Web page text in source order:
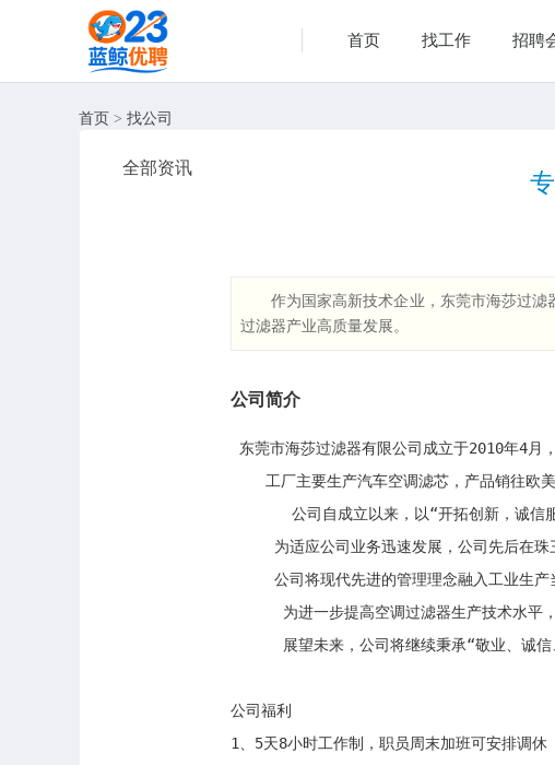
首页 找工作 招聘
首页 > 找公司
全部资讯
作为国家高新技术企业，东莞市海莎过
过滤器产业高质量发展。
公司简介
东莞市海莎过滤器有限公司成立于2010年4月
工厂主要生产汽车空调滤芯，产品销往欧
公司自成立以来，以“开拓创新，诚信
为适应公司业务迅速发展，公司先后在
公司将现代先进的管理理念融入工业生
为进一步提高空调过滤器生产技术水平
展望未来，公司将继续秉承“敬业、诚
公司福利
1、5天8小时工作制，职员周末加班可安排调